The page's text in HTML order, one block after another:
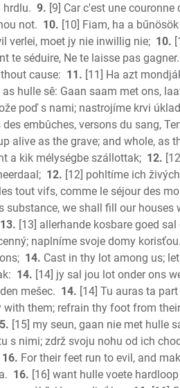
hrdlu. 9. [9] Car c'est une
not. 10. [10] Fiam, ha a
verlei, moet jy nie inwillig nie; 10.
te séduire, Ne te laisse pas gagner.
cause: 11. [11] Ha azt
as hulle sê: Gaan saam met ons,
poď s nami; nastrojíme krvi
embûches, versons du sang,
alive as the grave; and whole, as
a kik mélységbe szállottak; 12.
12. [12] pohltíme ich
tout vifs, comme le séjour des
substance, we shall fill our houses
13. [13] allerhande kosbare goed
naplníme svoje domy korisťou.
14. Cast in thy lot among us;
14. [14] jy sal jou lot onder ons
mešec. 14. [14] Tu auras ta
with them; refrain thy foot from
[15] my seun, gaan nie met hulle
s nimi; zdrž svoju nohu od ich
16. For their feet run to evil, and
16. [16] want hulle voete